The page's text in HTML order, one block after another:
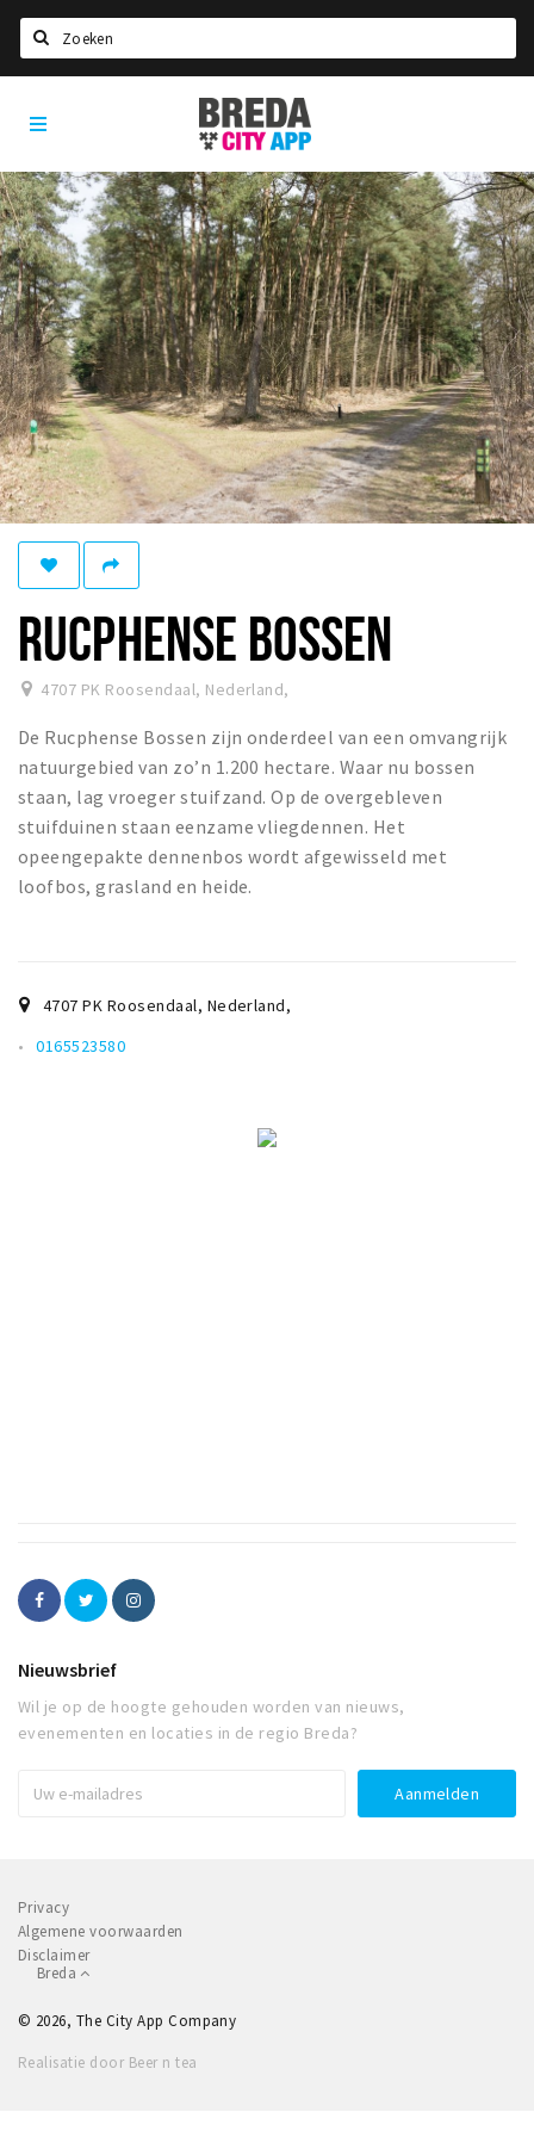
Home
Agenda
Deals
Party pics
Nieuws, interviews & blogs
Eten
Drinken
Slapen
Recreatief
Winkels
Winkelgebieden
Bezienswaardigheden
Musea, theaters & podia
Uitjes & activiteiten
Toeristische routes
Natuurgebieden
Baroniepoorten
Sport
Breda
City
App
RUCPHENSE BOSSEN
4707 PK Roosendaal, Nederland,
De Rucphense Bossen zijn onderdeel van een omvangrijk
natuurgebied van zo’n 1.200 hectare. Waar nu bossen
staan, lag vroeger stuifzand. Op de overgebleven
stuifduinen staan eenzame vliegdennen. Het
opeengepakte dennenbos wordt afgewisseld met
loofbos, grasland en heide.
4707 PK Roosendaal, Nederland,
0165523580
Nieuwsbrief
Wil je op de hoogte gehouden worden van nieuws,
evenementen en locaties in de regio Breda?
Privacy
Algemene voorwaarden
Disclaimer
Breda
© 2026, The City App Company
Realisatie door Beer n tea